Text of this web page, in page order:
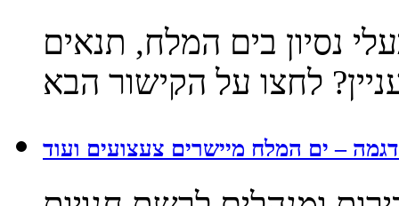
נסיון בים המלח, תנאים
– ים המלח מיישרים צעצועים ועוד